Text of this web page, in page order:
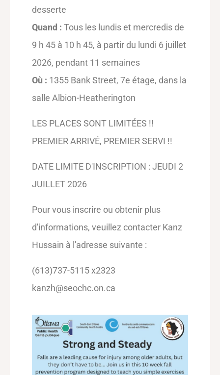
desserte
Quand : Tous les lundis et mercredis de
9 h 45 à 10 h 45, à partir du lundi 6 juillet
2026, pendant 11 semaines
Où : 1355 Bank Street, 7e étage, dans la
salle Albion-Heatherington
LES PLACES SONT LIMITÉES !!
PREMIER ARRIVÉ, PREMIER SERVI !!
DATE LIMITE D'INSCRIPTION : JEUDI 2
JUILLET 2026
Pour vous inscrire ou obtenir plus
d'informations, veuillez contacter Kanz
Hussain à l'adresse suivante :
(613)737-5115 x2323
kanzh@seochc.on.ca